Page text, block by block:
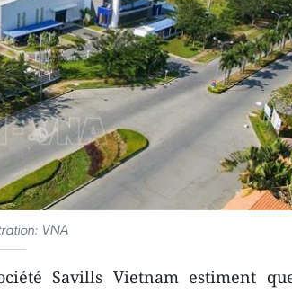
VNA
Savills Vietnam estiment